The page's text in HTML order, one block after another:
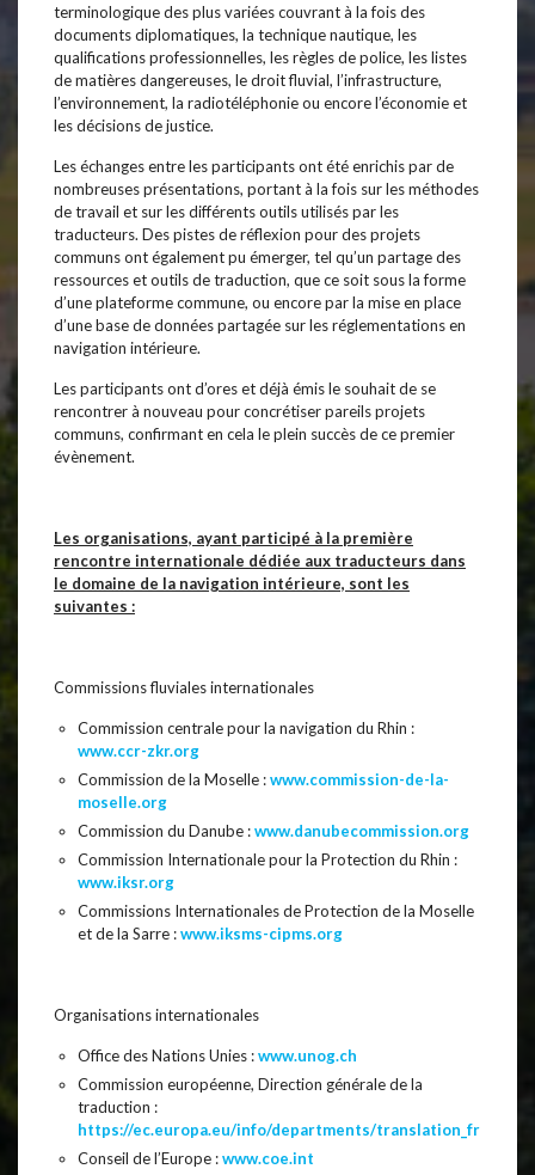
terminologique des plus variées couvrant à la fois des
documents diplomatiques, la technique nautique, les
qualifications professionnelles, les règles de police, les listes
de matières dangereuses, le droit fluvial, l’infrastructure,
l’environnement, la radiotéléphonie ou encore l’économie et
les décisions de justice.
Les échanges entre les participants ont été enrichis par de
nombreuses présentations, portant à la fois sur les méthodes
de travail et sur les différents outils utilisés par les
traducteurs. Des pistes de réflexion pour des projets
communs ont également pu émerger, tel qu’un partage des
ressources et outils de traduction, que ce soit sous la forme
d’une plateforme commune, ou encore par la mise en place
d’une base de données partagée sur les réglementations en
navigation intérieure.
Les participants ont d’ores et déjà émis le souhait de se
rencontrer à nouveau pour concrétiser pareils projets
communs, confirmant en cela le plein succès de ce premier
évènement.
Les organisations, ayant participé à la première
rencontre internationale dédiée aux traducteurs dans
le domaine de la navigation intérieure, sont les
suivantes :
Commissions fluviales internationales
Commission centrale pour la navigation du Rhin :
www.ccr-zkr.org
Commission de la Moselle :www.commission-de-la-
moselle.org
Commission du Danube :www.danubecommission.org
Commission Internationale pour la Protection du Rhin :
www.iksr.org
Commissions Internationales de Protection de la Moselle
et de la Sarre :www.iksms-cipms.org
Organisations internationales
Office des Nations Unies :www.unog.ch
Commission européenne, Direction générale de la
traduction :
https://ec.europa.eu/info/departments/translation_fr
Conseil de l’Europe :www.coe.int